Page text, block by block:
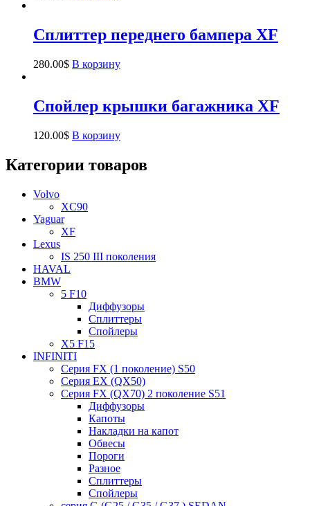
Сплиттер переднего бампера XF
280.00$ В корзину
Спойлер крышки багажника XF
120.00$ В корзину
Категории товаров
Volvo
XC90
Yaguar
XF
Lexus
IS 250 III поколения
HAVAL
BMW
5 F10
Диффузоры
Сплиттеры
Спойлеры
X5 F15
INFINITI
Серия FX (1 поколение) S50
Серия EX (QX50)
Серия FX (QX70) 2 поколение S51
Диффузоры
Капоты
Накладки на капот
Обвесы
Пороги
Разное
Сплиттеры
Спойлеры